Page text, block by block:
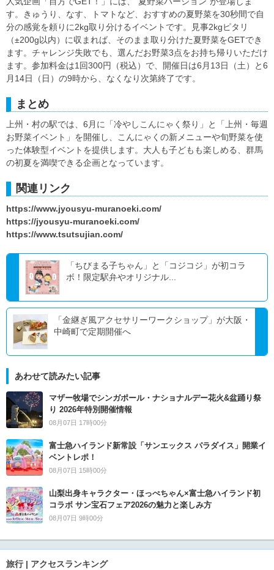
す。きゅうり、なす、トマトなど、おすすめの夏野菜を30秒間で自
分の感覚を頼りに2kg取り分けるイベントです。見事2kgピタリ
（±200g以内）に収まれば、そのまま取り分けた夏野菜をGETでき
ます。チャレンジ失敗でも、選んだお野菜3点をお持ち帰りいただけ
ます。参加料金は1回300円（税込）で、開催日は6月13日（土）と6
月14日（日）の9時から、なくなり次第終了です。
まとめ
上州・村の駅では、6月に「冷やしこんにゃく祭り」と「上州・毎週
お野菜イベント」を開催し、こんにゃくの新メニューや旬野菜を使
った体験型イベントを提供します。大人も子どもも楽しめる、群馬
の初夏を満喫できる企画となっています。
関連リンク
https://www.jyousyu-muranoeki.com/
https://jyousyu-muranoeki.com/
https://www.tsutsujian.com/
「ちびまる子ちゃん」と「コジコジ」が初コラ
ボ！限定駅弁やオリジナル...
「金継ぎ風アクセサリーワークショップ」が大阪・
中崎町で定期開催へ
あわせて読みたい記事
マザー牧場でシンガポール・ナショナルデー花火&盆踊り祭
り 2026年特別開催情報
08月07日 17時00分
富士急ハイランド新常設「サンエックス パラダイス」開業イ
ベントレポ！
08月07日 15時00分
山梨出身キャラクター・ほっぺちゃん×富士急ハイランド初
コラボ サン宝石フェア2026の魅力と楽しみ方
08月07日 9時00分
旅行 | アクセスランキング